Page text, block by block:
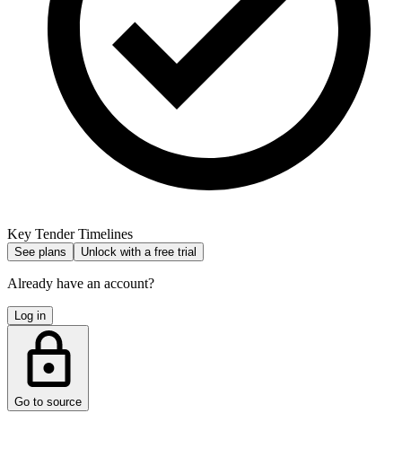
Key Tender Timelines
See plans Unlock with a free trial
Already have an account?
Log in
Go to source